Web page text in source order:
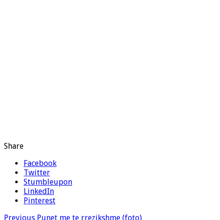
Share
Facebook
Twitter
Stumbleupon
LinkedIn
Pinterest
Previous Punet me te rrezikshme (foto)